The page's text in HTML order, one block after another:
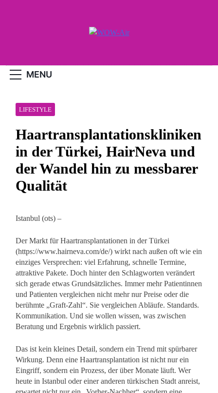
MENU
LIFESTYLE
Haartransplantationskliniken
in der Türkei, HairNeva und
der Wandel hin zu messbarer
Qualität
Istanbul (ots) –
Der Markt für Haartransplantationen in der Türkei
(https://www.hairneva.com/de/) wirkt nach außen oft wie ein
einziges Versprechen: viel Erfahrung, schnelle Termine,
attraktive Pakete. Doch hinter den Schlagworten verändert
sich gerade etwas Grundsätzliches. Immer mehr Patientinnen
und Patienten vergleichen nicht mehr nur Preise oder die
berühmte „Graft-Zahl“. Sie vergleichen Abläufe. Standards.
Kommunikation. Und sie wollen wissen, was zwischen
Beratung und Ergebnis wirklich passiert.
Das ist kein kleines Detail, sondern ein Trend mit spürbarer
Wirkung. Denn eine Haartransplantation ist nicht nur ein
Eingriff, sondern ein Prozess, der über Monate läuft. Wer
heute in Istanbul oder einer anderen türkischen Stadt anreist,